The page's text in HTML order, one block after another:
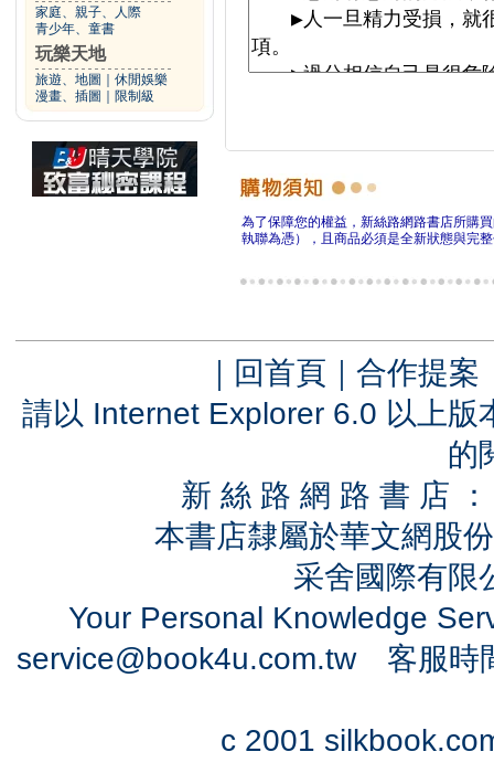
家庭、親子、人際
青少年、童書
玩樂天地
旅遊、地圖
休閒娛樂
漫畫、插圖
限制級
為了保障您的權益，新絲路網路書店所購
執聯為憑），且商品必須是全新狀態與完
｜ 回首頁 ｜ 合作提案
請以 Internet Explorer 6.0 以上
的
新 絲 路 網 路 書 店
本書店隸屬於華文網股
采舍國際有
Your Personal Knowledge
service@book4u.com.tw客服時
c 2001